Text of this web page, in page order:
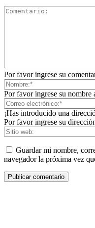
Por favor ingrese su
Por favor ingrese su nombre
¡Has introducido una
Por favor ingrese su
Guardar mi nombre,
navegador la próxima vez